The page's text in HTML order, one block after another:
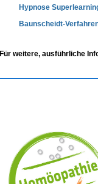
Hypnose
Baunscheidt-
Für weitere, ausführliche